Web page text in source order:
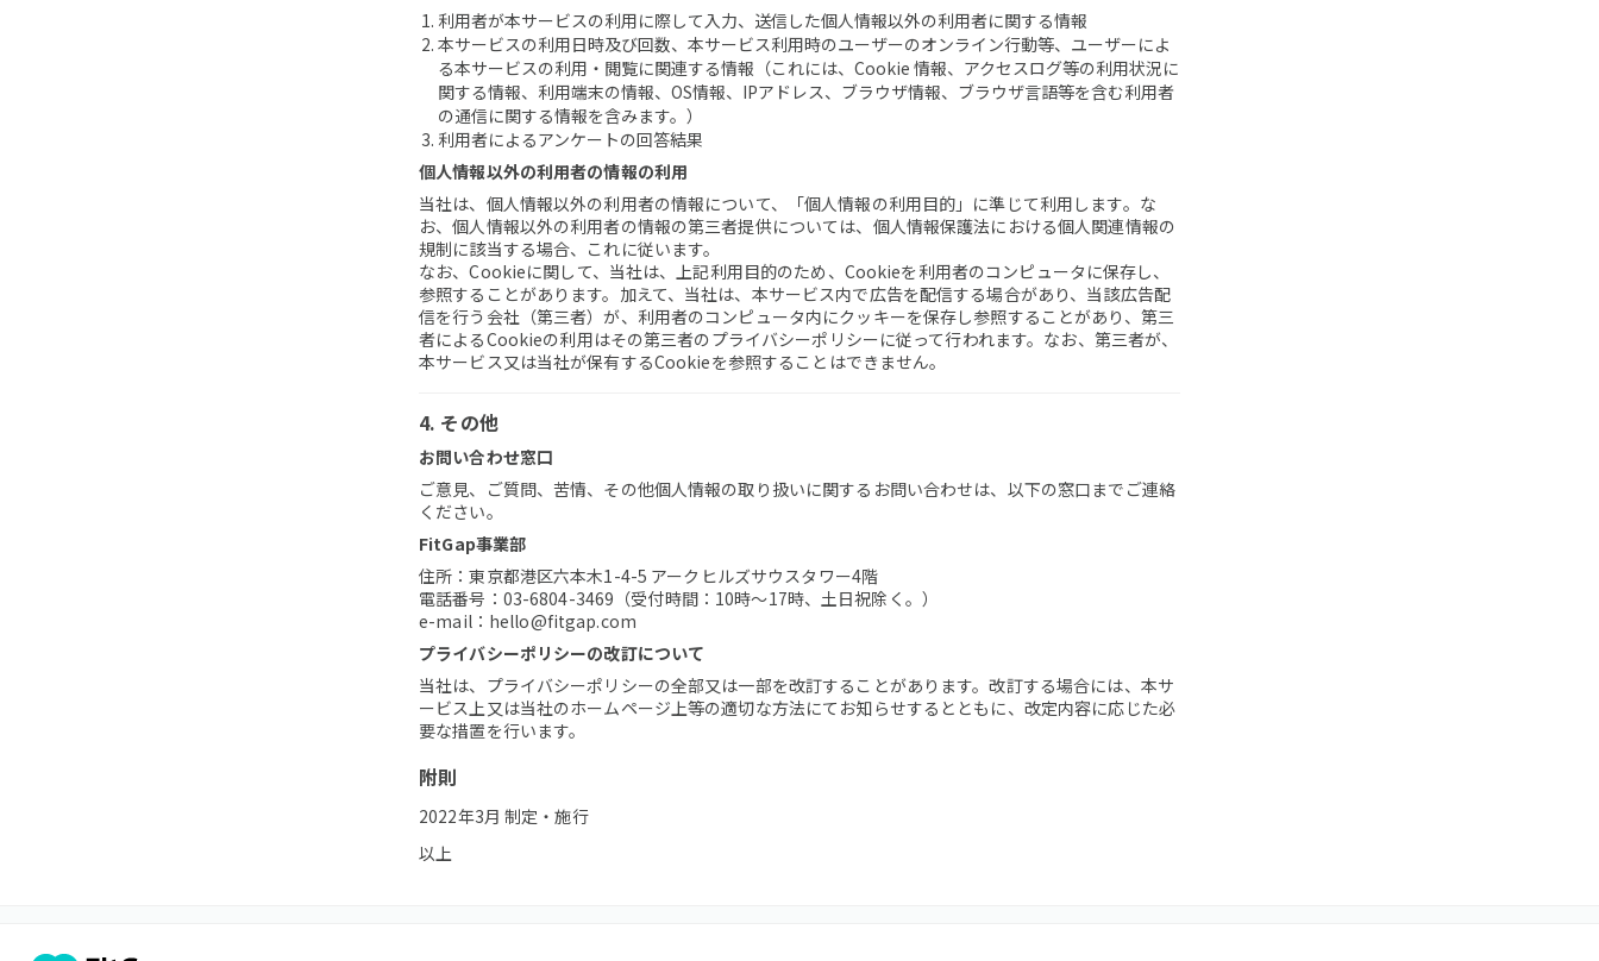
利用者が本サービスの利用に際して入力、送信した個人情報以外の利用者に関する情報
本サービスの利用日時及び回数、本サービス利用時のユーザーのオンライン行動等、ユーザーによ
る本サービスの利用・閲覧に関連する情報（これには、Cookie 情報、アクセスログ等の利用状況に
関する情報、利用端末の情報、OS情報、IPアドレス、ブラウザ情報、ブラウザ言語等を含む利用者
の通信に関する情報を含みます。）
利用者によるアンケートの回答結果
個人情報以外の利用者の情報の利用
当社は、個人情報以外の利用者の情報について、「個人情報の利用目的」に準じて利用します。な
お、個人情報以外の利用者の情報の第三者提供については、個人情報保護法における個人関連情報の
規制に該当する場合、これに従います。
なお、Cookieに関して、当社は、上記利用目的のため、Cookieを利用者のコンピュータに保存し、
参照することがあります。加えて、当社は、本サービス内で広告を配信する場合があり、当該広告配
信を行う会社（第三者）が、利用者のコンピュータ内にクッキーを保存し参照することがあり、第三
者によるCookieの利用はその第三者のプライバシーポリシーに従って行われます。なお、第三者が、
本サービス又は当社が保有するCookieを参照することはできません。
4. その他
お問い合わせ窓口
ご意見、ご質問、苦情、その他個人情報の取り扱いに関するお問い合わせは、以下の窓口までご連絡
ください。
FitGap事業部
住所：東京都港区六本木1-4-5 アークヒルズサウスタワー4階
電話番号：03-6804-3469（受付時間：10時～17時、土日祝除く。）
e-mail：hello@fitgap.com
プライバシーポリシーの改訂について
当社は、プライバシーポリシーの全部又は一部を改訂することがあります。改訂する場合には、本サ
ービス上又は当社のホームページ上等の適切な方法にてお知らせするとともに、改定内容に応じた必
要な措置を行います。
附則
2022年3月 制定・施行
以上